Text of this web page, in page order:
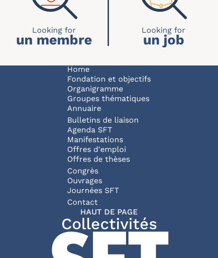
un membre un job
NAVIGATION
Home
Fondation et objectifs
Organigramme
Groupes thématiques
Annuaire
Bulletins de liaison
Agenda SFT
Manifestations
Offres d'emploi
Offres de thèses
Congrès
Ouvrages
Journées SFT
PIED DE PAGE
Contact
HAUT DE PAGE
Collectivités